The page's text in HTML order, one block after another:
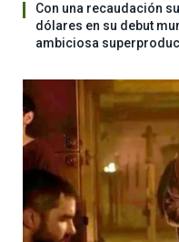
Con una recaudación
dólares en su debut
ambiciosa